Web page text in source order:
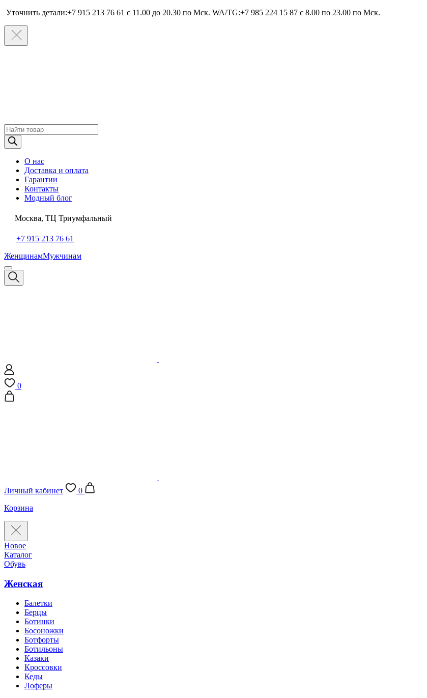
Уточнить детали:+7 915 213 76 61 c 11.00 до 20.30 по Мcк. WA/TG:+7 985 224 15 87 c 8.00 по 23.00 по Мcк.
Поиск
товаров
О нас
Доставка и оплата
Гарантии
Контакты
Модный блог
Москва, ТЦ Триумфальный
+7 915 213 76 61
ЖенщинамМужчинам
0
Личный кабинет
0
Корзина
Новое
Каталог
Обувь
Женская
Балетки
Берцы
Ботинки
Босоножки
Ботфорты
Ботильоны
Казаки
Кроссовки
Кеды
Лоферы